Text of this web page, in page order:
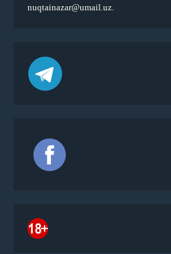
nuqtainazar@umail.uz.